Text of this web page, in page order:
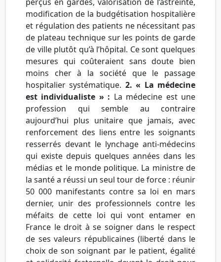
modification de la budgétisation hospitalière
et régulation des patients ne nécessitant pas
de plateau technique sur les points de garde
de ville plutôt qu’à l’hôpital. Ce sont quelques
mesures qui coûteraient sans doute bien
moins cher à la société que le passage
hospitalier systématique. 2. « La médecine
est individualiste » : La médecine est une
profession qui semble au contraire
aujourd’hui plus unitaire que jamais, avec
renforcement des liens entre les soignants
resserrés devant le lynchage anti-médecins
qui existe depuis quelques années dans les
médias et le monde politique. La ministre de
la santé a réussi un seul tour de force : réunir
50 000 manifestants contre sa loi en mars
dernier, unir des professionnels contre les
méfaits de cette loi qui vont entamer en
France le droit à se soigner dans le respect
de ses valeurs républicaines (liberté dans le
choix de son soignant par le patient, égalité